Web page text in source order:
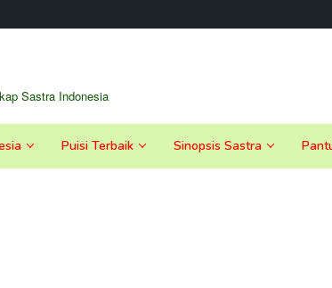
Sastra Indonesia
Puisi Terbaik Sinopsis Sastra